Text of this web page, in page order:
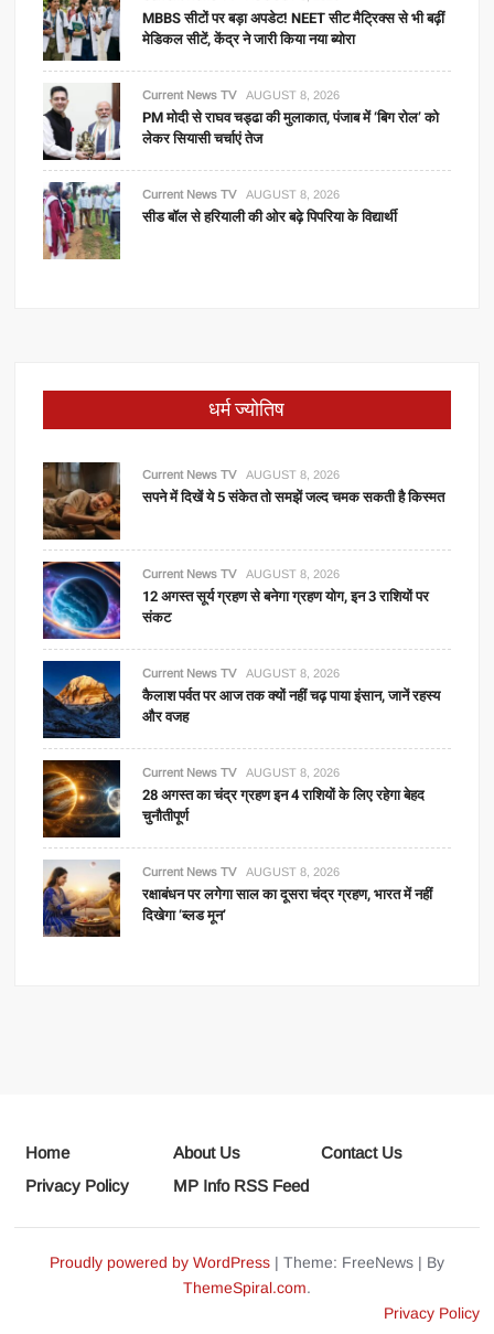
MBBS सीटों पर बड़ा अपडेट! NEET सीट मैट्रिक्स से भी बढ़ीं
मेडिकल सीटें, केंद्र ने जारी किया नया ब्योरा
Current News TV AUGUST 8, 2026
PM मोदी से राघव चड्ढा की मुलाकात, पंजाब में ‘बिग रोल’ को
लेकर सियासी चर्चाएं तेज
Current News TV AUGUST 8, 2026
सीड बॉल से हरियाली की ओर बढ़े पिपरिया के विद्यार्थी
धर्म ज्योतिष
Current News TV AUGUST 8, 2026
सपने में दिखें ये 5 संकेत तो समझें जल्द चमक सकती है किस्मत
Current News TV AUGUST 8, 2026
12 अगस्त सूर्य ग्रहण से बनेगा ग्रहण योग, इन 3 राशियों पर
संकट
Current News TV AUGUST 8, 2026
कैलाश पर्वत पर आज तक क्यों नहीं चढ़ पाया इंसान, जानें रहस्य
और वजह
Current News TV AUGUST 8, 2026
28 अगस्त का चंद्र ग्रहण इन 4 राशियों के लिए रहेगा बेहद
चुनौतीपूर्ण
Current News TV AUGUST 8, 2026
रक्षाबंधन पर लगेगा साल का दूसरा चंद्र ग्रहण, भारत में नहीं
दिखेगा ‘ब्लड मून’
Home About Us
Contact Us
Privacy Policy
MP Info RSS Feed
Proudly powered by WordPress | Theme: FreeNews | By
ThemeSpiral.com.
Privacy Policy